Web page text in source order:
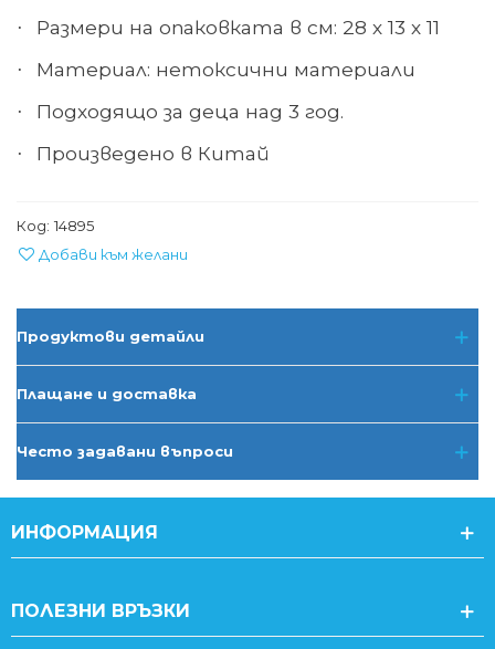
· Размери на опаковката в см: 28 х 13 х 11
· Материал: нетоксични материали
· Подходящо за деца над 3 год.
· Произведено в Китай
Код: 14895
Добави към желани
Продуктови детайли
Плащане и доставка
Често задавани въпроси
ИНФОРМАЦИЯ
ПОЛЕЗНИ ВРЪЗКИ